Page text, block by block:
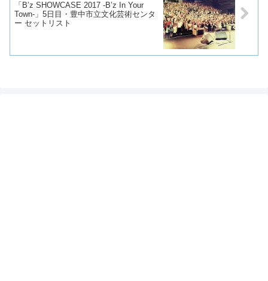
「B’z SHOWCASE 2017 -B’z In Your
Town-」5日目・豊中市立文化芸術センタ
ー セットリスト